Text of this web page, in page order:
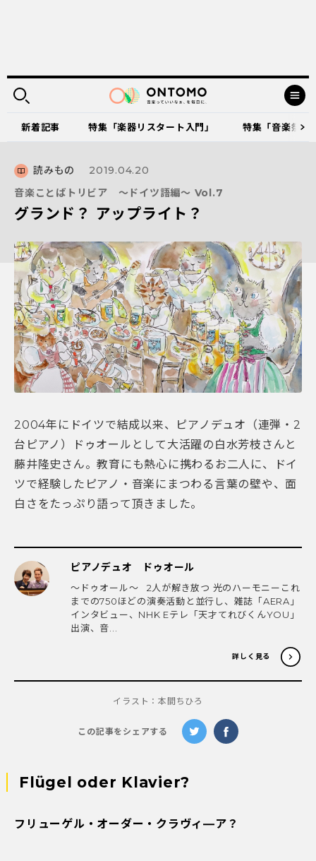
新着記事 特集「楽器リスタート入門」 特集「音楽祭
読みもの
2019.04.20
音楽ことばトリビア ～ドイツ語編～ Vol.7
グランド？ アップライト？
2004年にドイツで結成以来、ピアノデュオ（連弾・2
台ピアノ）ドゥオールとして大活躍の白水芳枝さんと
藤井隆史さん。教育にも熱心に携わるお二人に、ドイ
ツで経験したピアノ・音楽にまつわる言葉の壁や、面
白さをたっぷり語って頂きました。
ピアノデュオ ドゥオール
〜ドゥオール〜 2人が解き放つ 光のハーモニーこれ
までの750ほどの演奏活動と並行し、雑誌「AERA」
インタビュー、NHK Eテレ「天才てれびくんYOU」
出演、音...
詳しく見る
イラスト：本間ちひろ
この記事をシェアする
Flügel oder Klavier?
フリューゲル・オーダー・クラヴィ―ア？